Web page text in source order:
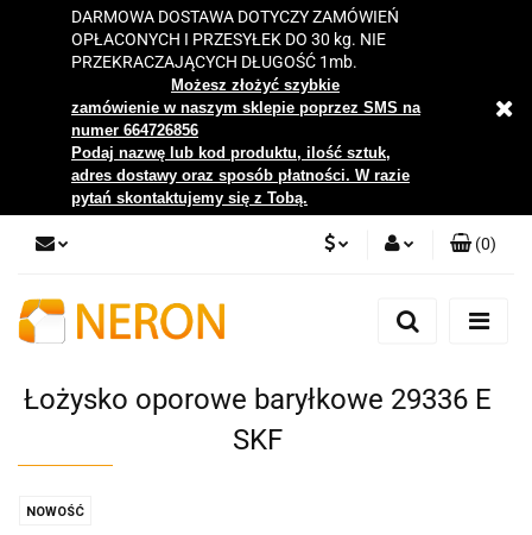
DARMOWA DOSTAWA DOTYCZY ZAMÓWIEŃ
OPŁACONYCH I PRZESYŁEK DO 30 kg. NIE
PRZEKRACZAJĄCYCH DŁUGOŚĆ 1mb.
Możesz złożyć szybkie
zamówienie w naszym sklepie poprzez SMS na
numer 664726856
Podaj nazwę lub kod produktu, ilość sztuk,
adres dostawy oraz sposób płatności. W razie
pytań skontaktujemy się z Tobą.
Zaloguj się
Zgody cookies
(0)
Łożysko oporowe baryłkowe 29336 E
SKF
NOWOŚĆ